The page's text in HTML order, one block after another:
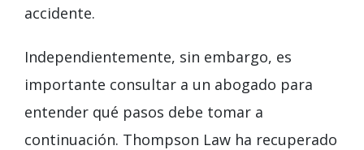
accidente.
Independientemente, sin embargo, es
importante consultar a un abogado para
entender qué pasos debe tomar a
continuación. Thompson Law ha recuperado